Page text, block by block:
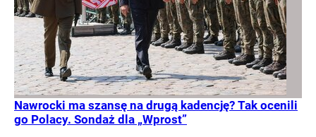
Nawrocki ma szansę na drugą kadencję? Tak ocenili
go Polacy. Sondaż dla „Wprost”